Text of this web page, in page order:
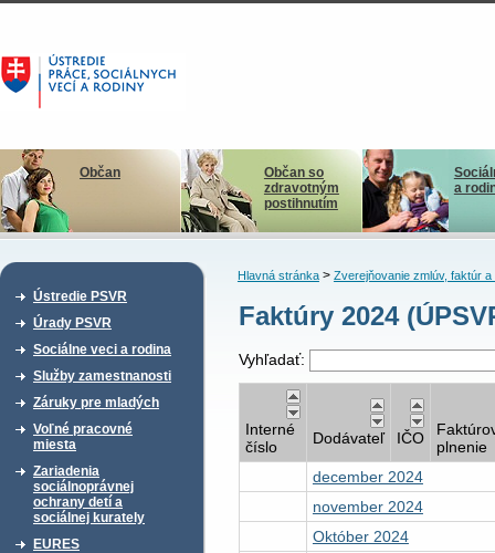
Občan
Občan so
zdravotným
postihnutím
a
Ústredie PSVR
Úrady PSVR
Sociálne veci a rodina
Služby zamestnanosti
Záruky pre mladých
Voľné pracovné
miesta
Zariadenia
sociálnoprávnej
ochrany detí a
sociálnej kurately
EURES
Hlavná stránka> Zverejňovanie zmlúv, faktúr a
Faktúry 2024
Vyhľadať:
Interné
číslo
Dodávateľ IČO
plnenie
december 2024
november 2024
Október 2024